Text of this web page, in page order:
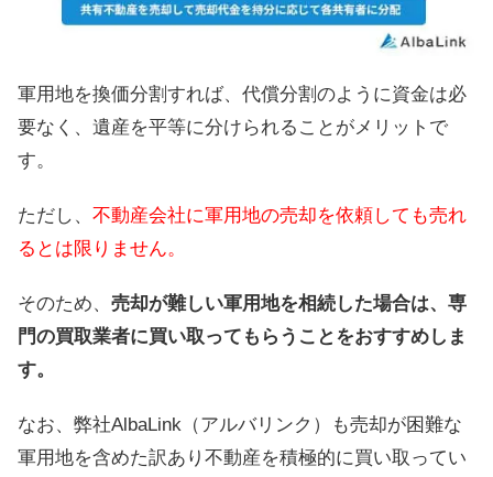
軍用地を換価分割すれば、代償分割のように資金は必
要なく、遺産を平等に分けられることがメリットで
す。
ただし、 不動産会社に軍用地の売却を依頼しても売れ
るとは限りません。
そのため、 売却が難しい軍用地を相続した場合は、専
門の買取業者に買い取ってもらうことをおすすめしま
す。
なお、弊社AlbaLink（アルバリンク）も売却が困難な
軍用地を含めた訳あり不動産を積極的に買い取ってい